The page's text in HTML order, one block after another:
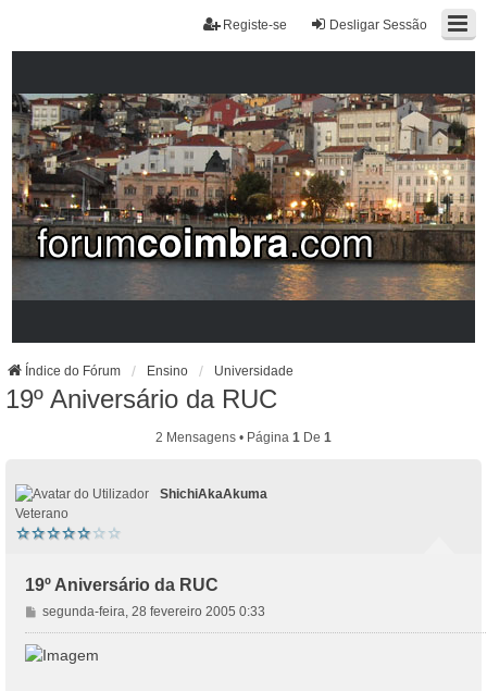
Desligar Sessão
Registe-se
Índice do Fórum Ensino Universidade
19º Aniversário da RUC
2 Mensagens • Página 1 De 1
ShichiAkaAkuma
Veterano
19º Aniversário da RUC
M
e
n
segunda-feira, 28 fevereiro 2005 0:33